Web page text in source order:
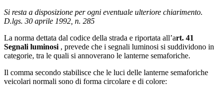
Si resta a disposizione per ogni eventuale ulteriore chiarimento.
D.lgs. 30 aprile 1992, n. 285
La norma dettata dal codice della strada e riportata all’art. 41
Segnali luminosi , prevede che i segnali luminosi si suddividono in
categorie, tra le quali si annoverano le lanterne semaforiche.
Il comma secondo stabilisce che le luci delle lanterne semaforiche
veicolari normali sono di forma circolare e di colore: